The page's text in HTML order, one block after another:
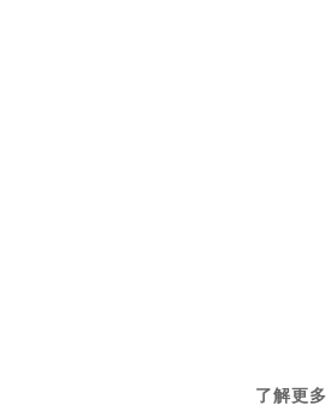
了解更多